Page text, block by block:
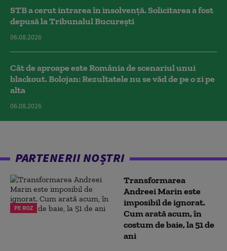
STB a cerut intrarea în insolvență. Solicitarea a fost
depusă la Tribunalul București
06.08.2026
Cât de aproape este România de scenariul unui
blackout. Bolojan: Rezultatele nu se văd de pe o zi pe
alta
06.08.2026
PARTENERII NOȘTRI
PE ROZ
Transformarea
Andreei Marin este
imposibil de ignorat.
Cum arată acum, în
costum de baie, la 51 de
ani